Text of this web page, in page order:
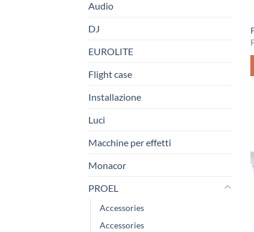
Audio
DJ
EUROLITE
Flight case
Installazione
Luci
Macchine per effetti
Monacor
PROEL
Accessories
Accessories